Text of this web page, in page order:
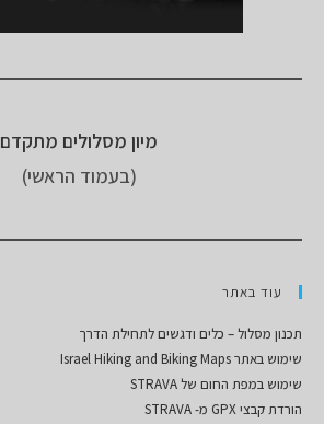
מיון מסלולים מתקדם
(בעמוד הראשי)
עוד באתר
תכנון מסלול – כלים ודגשים לתחילת הדרך
שימוש באתר Israel Hiking and Biking Maps
שימוש במפת החום של STRAVA
הורדת קבצי GPX מ- STRAVA